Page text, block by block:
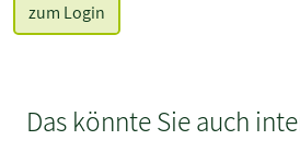
zum Login
Das könnte Sie auch